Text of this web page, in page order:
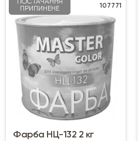
ПОСТАЧАННЯ
ПРИПИНЕНЕ
107771
Фарба НЦ-132 2 кг